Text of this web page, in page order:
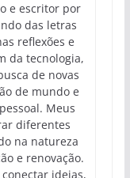
e escritor por
das letras
reflexões e
da tecnologia,
de novas
de mundo e
Meus
diferentes
na natureza
e renovação.
ideias,